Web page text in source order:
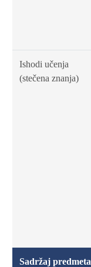
Ishodi učenja
(stečena znanja)
Sadržaj predmeta